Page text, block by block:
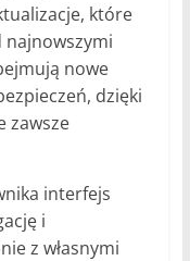
które
najnowszymi
nowe
dzięki
zawsze
interfejs
i
z własnymi